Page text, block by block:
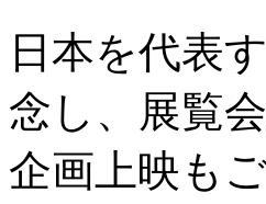
日本を代表
念し、展覧
企画上映も